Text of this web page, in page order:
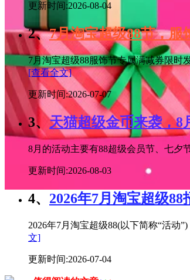
更新时间:2026-08-04
2、7月淘宝超级88节，
7月淘宝超级88服饰节专属满减券限时
[查看全文]
更新时间:2026-07-07
3、天猫超级金币来袭，8
8月的活动主要有88超级会员节、七夕
更新时间:2026-08-03
4、 2026年7月淘宝超级
2026年7月淘宝超级88(以下简称“活动
文]
更新时间:2026-07-04